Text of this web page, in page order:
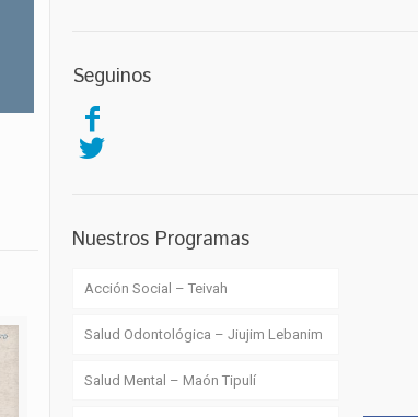
Seguinos
Nuestros Programas
Acción Social – Teivah
Salud Odontológica – Jiujim Lebanim
Salud Mental – Maón Tipulí